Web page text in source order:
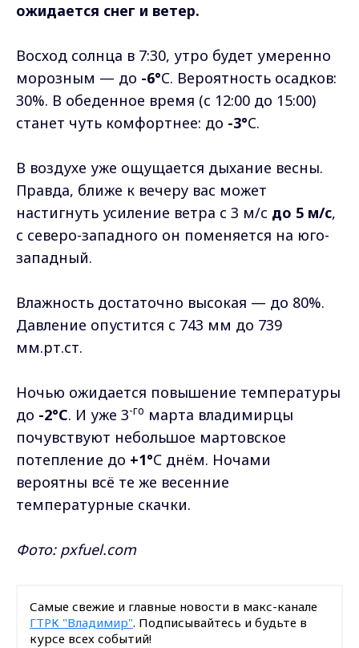
ожидается снег и ветер.
Восход солнца в 7:30, утро будет умеренно
морозным — до -6°C. Вероятность осадков:
30%. В обеденное время (с 12:00 до 15:00)
станет чуть комфортнее: до -3°C.
В воздухе уже ощущается дыхание весны.
Правда, ближе к вечеру вас может
настигнуть усиление ветра с 3 м/c до 5 м/c,
с северо-западного он поменяется на юго-
западный.
Влажность достаточно высокая — до 80%.
Давление опустится с 743 мм до 739
мм.рт.ст.
Ночью ожидается повышение температуры
до -2°C. И уже 3-го марта владимирцы
почувствуют небольшое мартовское
потепление до +1°C днём. Ночами
вероятны всё те же весенние
температурные скачки.
Фото: pxfuel.com
Самые свежие и главные новости в макс-канале
ГТРК "Владимир". Подписывайтесь и будьте в
курсе всех событий!